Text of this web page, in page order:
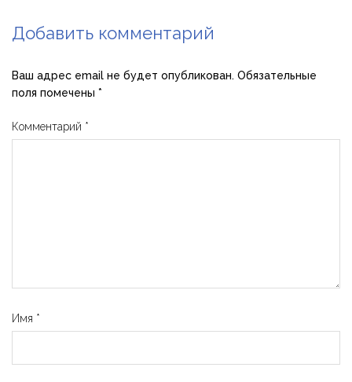
Добавить комментарий
Ваш адрес email не будет опубликован. Обязательные
поля помечены *
Комментарий *
Имя *